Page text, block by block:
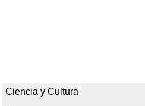
Ciencia y Cultura